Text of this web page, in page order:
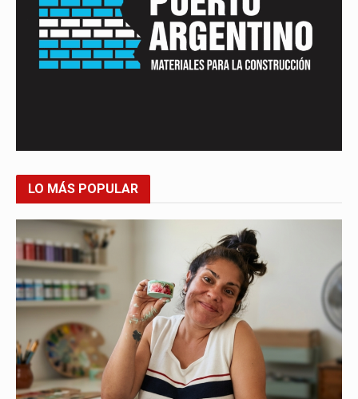
LO MÁS POPULAR